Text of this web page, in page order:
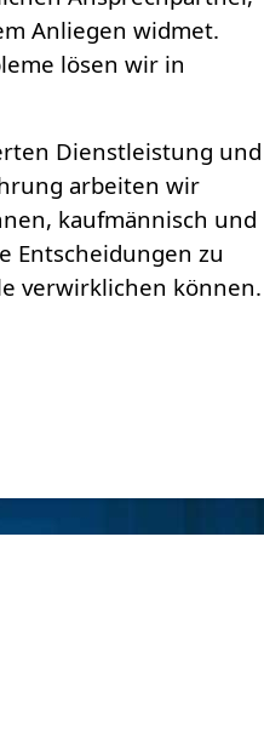
Anliegen widmet.
lösen wir in
Dienstleistung und
arbeiten wir
kaufmännisch und
Entscheidungen zu
verwirklichen können.